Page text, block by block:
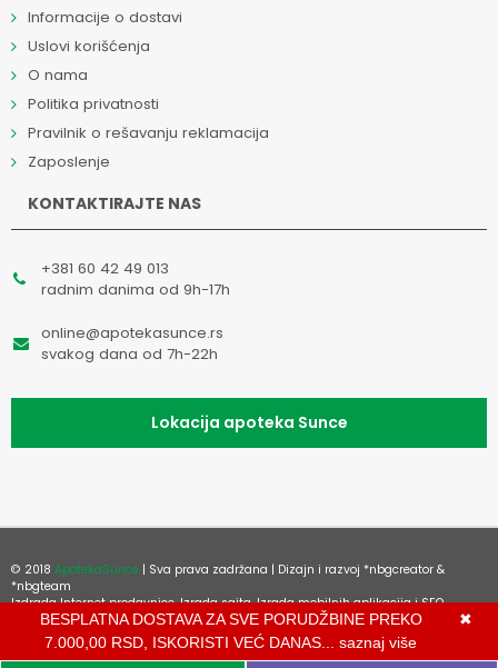
Informacije o dostavi
Uslovi korišćenja
O nama
Politika privatnosti
Pravilnik o rešavanju reklamacija
Zaposlenje
KONTAKTIRAJTE NAS
+381 60 42 49 013
radnim danima od 9h-17h
online@apotekasunce.rs
svakog dana od 7h-22h
Lokacija apoteka Sunce
© 2018 ApotekaSunce | Sva prava zadržana | Dizajn i razvoj *nbgcreator &
*nbgteam
Izdrada Internet prodavnice,Izrada sajta,Izrada mobilnih aplikacijaiSEO
optimizacija sajta
✖
BESPLATNA DOSTAVA ZA SVE PORUDŽBINE PREKO
7.000,00 RSD, ISKORISTI VEĆ DANAS... saznaj više